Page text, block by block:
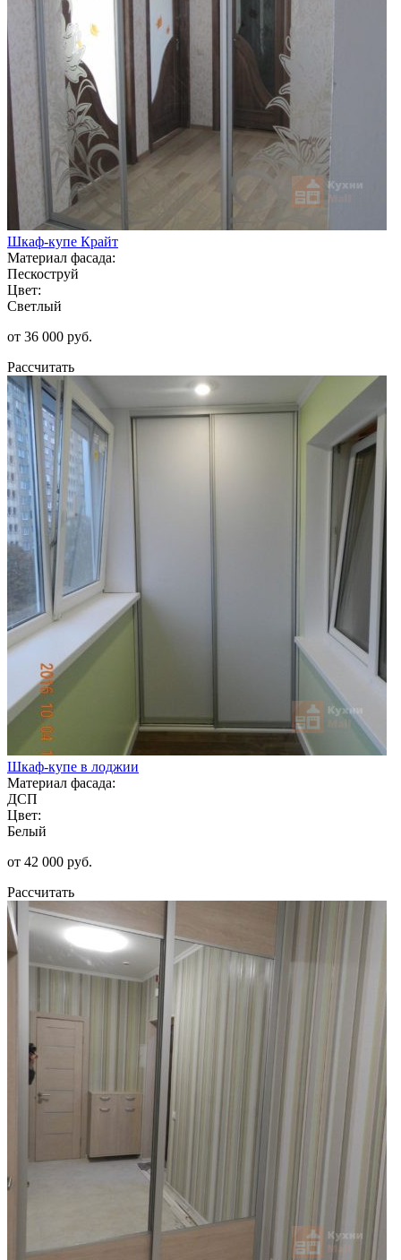
Шкаф-купе Крайт
Материал фасада:
Пескоструй
Цвет:
Светлый
от 36 000 руб.
Рассчитать
Шкаф-купе в лоджии
Материал фасада:
ДСП
Цвет:
Белый
от 42 000 руб.
Рассчитать